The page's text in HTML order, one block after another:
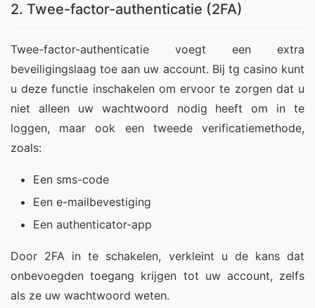
2. Twee-factor-authenticatie (2FA)
Twee-factor-authenticatie voegt een extra
beveiligingslaag toe aan uw account. Bij tg casino kunt
u deze functie inschakelen om ervoor te zorgen dat u
niet alleen uw wachtwoord nodig heeft om in te
loggen, maar ook een tweede verificatiemethode,
zoals:
Een sms-code
Een e-mailbevestiging
Een authenticator-app
Door 2FA in te schakelen, verkleint u de kans dat
onbevoegden toegang krijgen tot uw account, zelfs
als ze uw wachtwoord weten.